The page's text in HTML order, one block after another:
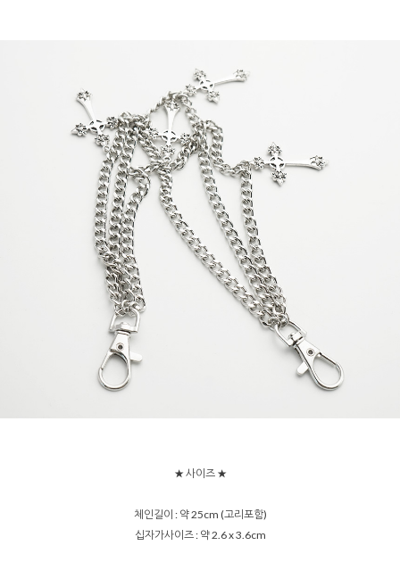
★ 사이즈 ★
체인길이 : 약 25cm (고리포함)
십자가사이즈 : 약 2.6 x 3.6cm